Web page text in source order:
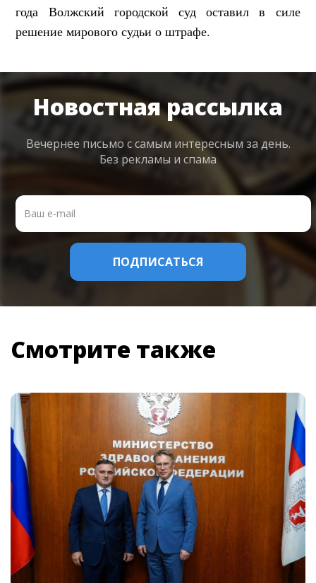
года Волжский городской суд оставил в силе
решение мирового судьи о штрафе.
Новостная рассылка
Вечернее письмо с самым интересным за день.
Без рекламы и спама
Смотрите также